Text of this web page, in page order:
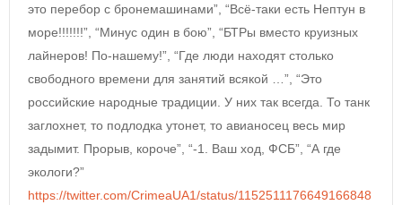
это перебор с бронемашинами”, “Всё-таки есть Нептун в
море!!!!!!!”, “Минус один в бою”, “БТРы вместо круизных
лайнеров! По-нашему!”, “Где люди находят столько
свободного времени для занятий всякой …”, “Это
российские народные традиции. У них так всегда. То танк
заглохнет, то подлодка утонет, то авианосец весь мир
задымит. Прорыв, короче”, “-1. Ваш ход, ФСБ”, “А где
экологи?”
https://twitter.com/CrimeaUA1/status/1152511176649166848